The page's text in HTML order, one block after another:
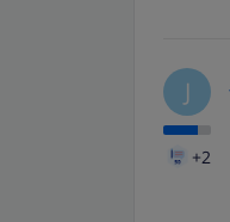
J
+2